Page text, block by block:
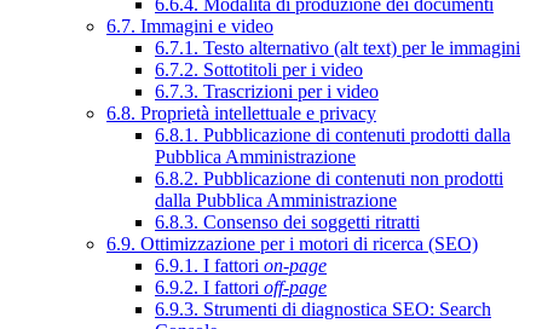
6.6.4. Modalità di produzione dei documenti
6.7. Immagini e video
6.7.1. Testo alternativo (alt text) per le immagini
6.7.2. Sottotitoli per i video
6.7.3. Trascrizioni per i video
6.8. Proprietà intellettuale e privacy
6.8.1. Pubblicazione di contenuti prodotti dalla
Pubblica Amministrazione
6.8.2. Pubblicazione di contenuti non prodotti
dalla Pubblica Amministrazione
6.8.3. Consenso dei soggetti ritratti
6.9. Ottimizzazione per i motori di ricerca (SEO)
6.9.1. I fattori on-page
6.9.2. I fattori off-page
6.9.3. Strumenti di diagnostica SEO: Search